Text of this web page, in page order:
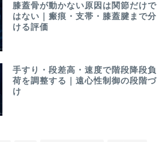
膝蓋骨が動かない原因は関節だけで
はない｜瘢痕・支帯・膝蓋腱まで分
ける評価
手すり・段差高・速度で階段降段負
荷を調整する｜遠心性制御の段階づ
け